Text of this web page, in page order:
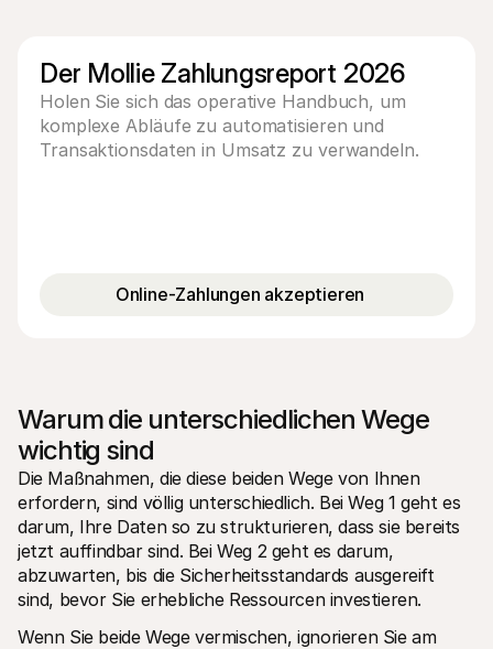
Der Mollie Zahlungsreport 2026
Holen Sie sich das operative Handbuch, um
komplexe Abläufe zu automatisieren und
Transaktionsdaten in Umsatz zu verwandeln.
Online-Zahlungen akzeptieren
Warum die unterschiedlichen Wege
wichtig sind
Die Maßnahmen, die diese beiden Wege von Ihnen
erfordern, sind völlig unterschiedlich. Bei Weg 1 geht es
darum, Ihre Daten so zu strukturieren, dass sie bereits
jetzt auffindbar sind. Bei Weg 2 geht es darum,
abzuwarten, bis die Sicherheitsstandards ausgereift
sind, bevor Sie erhebliche Ressourcen investieren.
Wenn Sie beide Wege vermischen, ignorieren Sie am